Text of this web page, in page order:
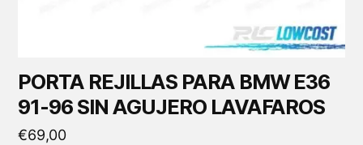
PORTA REJILLAS PARA BMW E36
91-96 SIN AGUJERO LAVAFAROS
€69,00